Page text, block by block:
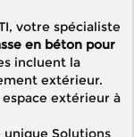
votre spécialiste
en béton pour
incluent la
extérieur.
extérieur à
unique Solutions